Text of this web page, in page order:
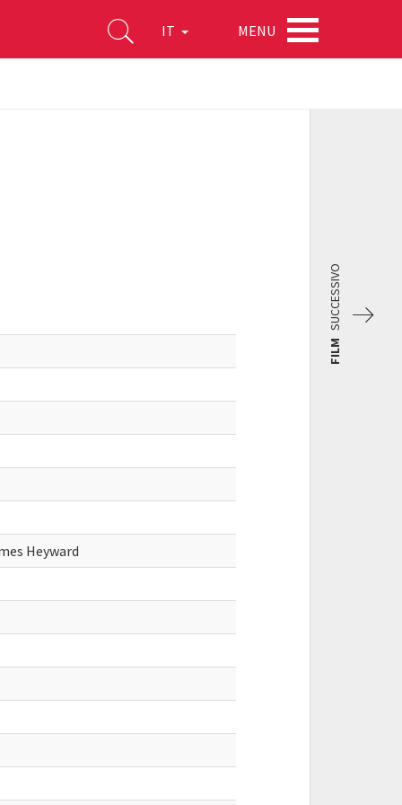
IT MENU
Heyward
FILM
SUCCESSIVO